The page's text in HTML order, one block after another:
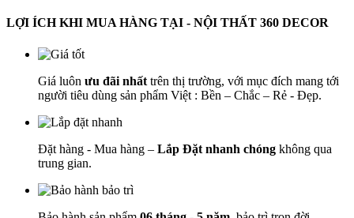
LỢI ÍCH KHI MUA HÀNG TẠI - NỘI THẤT 360 DECOR
Giá luôn ưu đãi nhất trên thị trường, với mục đích mang tới
người tiêu dùng sản phẩm Việt : Bền – Chắc – Rẻ - Đẹp.
Đặt hàng - Mua hàng – Lắp Đặt nhanh chóng không qua
trung gian.